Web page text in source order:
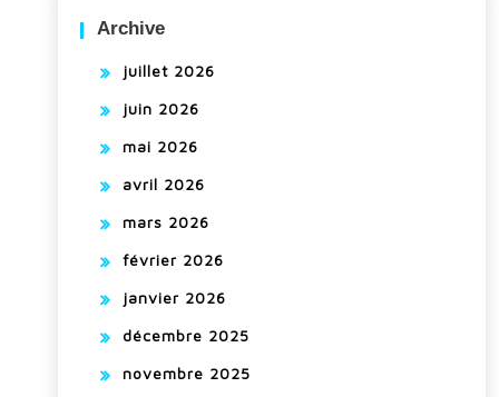
Archive
juillet 2026
juin 2026
mai 2026
avril 2026
mars 2026
février 2026
janvier 2026
décembre 2025
novembre 2025